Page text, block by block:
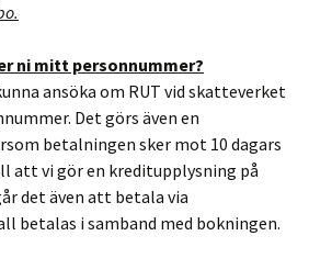
ni mitt personnummer?
ansöka om RUT vid skatteverket
Det görs även en
betalningen sker mot 10 dagars
att vi gör en kreditupplysning på
det även att betala via
betalas i samband med bokningen.